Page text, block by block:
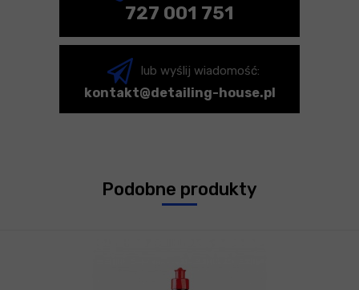
727 001 751
lub wyślij wiadomość:
kontakt@detailing-house.pl
Podobne produkty